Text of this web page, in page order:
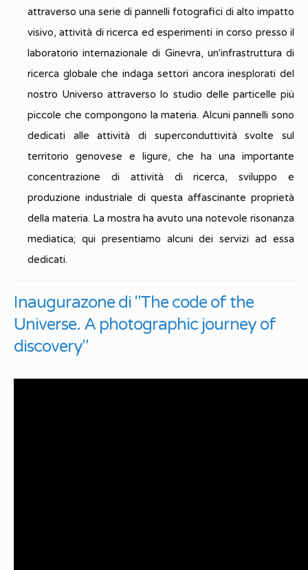
attraverso una serie di pannelli fotografici di alto impatto
visivo, attività di ricerca ed esperimenti in corso presso il
laboratorio internazionale di Ginevra, un'infrastruttura di
ricerca globale che indaga settori ancora inesplorati del
nostro Universo attraverso lo studio delle particelle più
piccole che compongono la materia. Alcuni pannelli sono
dedicati alle attività di superconduttività svolte sul
territorio genovese e ligure, che ha una importante
concentrazione di attività di ricerca, sviluppo e
produzione industriale di questa affascinante proprietà
della materia. La mostra ha avuto una notevole risonanza
mediatica; qui presentiamo alcuni dei servizi ad essa
dedicati.
Inaugurazone di "The code of the
Universe. A photographic journey of
discovery"